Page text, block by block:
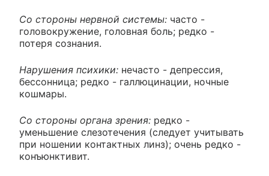
Со стороны нервной системы: часто -
головокружение, головная боль; редко -
потеря сознания.
Нарушения психики: нечасто - депрессия,
бессонница; редко - галлюцинации, ночные
кошмары.
Со стороны органа зрения: редко -
уменьшение слезотечения (следует учитывать
при ношении контактных линз); очень редко -
конъюнктивит.